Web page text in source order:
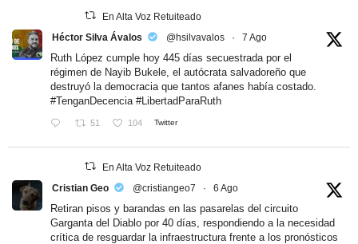
En Alta Voz Retuiteado
Héctor Silva Ávalos
@hsilvavalos · 7 Ago
Ruth López cumple hoy 445 días secuestrada por el
régimen de Nayib Bukele, el autócrata salvadoreño que
destruyó la democracia que tantos afanes había costado.
#TenganDecencia #LibertadParaRuth
51 104 Twitter
En Alta Voz Retuiteado
Cristian Geo
@cristiangeo7 · 6 Ago
Retiran pisos y barandas en las pasarelas del circuito
Garganta del Diablo por 40 días, respondiendo a la necesidad
crítica de resguardar la infraestructura frente a los pronósticos